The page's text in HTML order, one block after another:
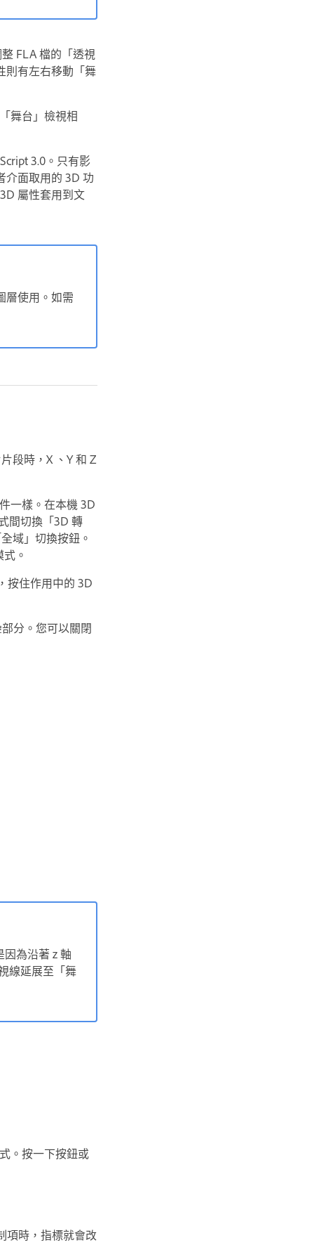
FLA 檔的「透視
則有左右移動「舞
舞台」檢視相
3.0。只有影
介面取用的 3D 功
屬性套用到文
層使用。如需
段時，X 、Y 和 Z
一樣。在本機 3D
間切換「3D 轉
域」切換按鈕。
。
按住作用中的 3D
分。您可以關閉
為沿著 z 軸
線延展至「舞
。按一下按鈕或
項時，指標就會改